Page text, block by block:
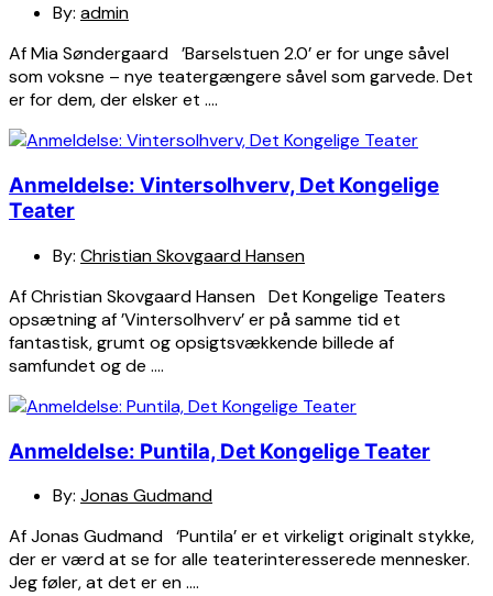
By: admin
Af Mia Søndergaard ’Barselstuen 2.0’ er for unge såvel
som voksne – nye teatergængere såvel som garvede. Det
er for dem, der elsker et ….
Anmeldelse: Vintersolhverv, Det Kongelige
Teater
By: Christian Skovgaard Hansen
Af Christian Skovgaard Hansen Det Kongelige Teaters
opsætning af ’Vintersolhverv’ er på samme tid et
fantastisk, grumt og opsigtsvækkende billede af
samfundet og de ….
Anmeldelse: Puntila, Det Kongelige Teater
By: Jonas Gudmand
Af Jonas Gudmand ‘Puntila’ er et virkeligt originalt stykke,
der er værd at se for alle teaterinteresserede mennesker.
Jeg føler, at det er en ….